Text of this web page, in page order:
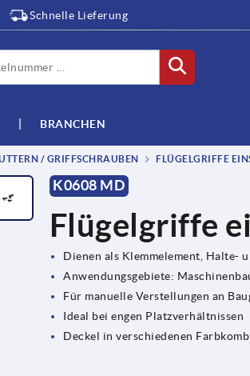
Schnelle Lieferung
BRANCHEN
/ GRIFFSCHRAUBEN FLÜGELGRIFFE
K0608 MD
Flügelgriffe
Dienen als Klemmelement, Halte-
Anwendungsgebiete:
Für manuelle Verstellungen an
Ideal bei engen Platzverhältnissen
Deckel in verschiedenen